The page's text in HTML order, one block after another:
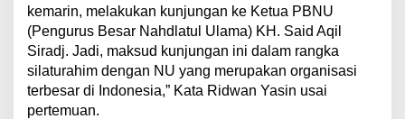
kemarin, melakukan kunjungan ke Ketua PBNU
(Pengurus Besar Nahdlatul Ulama) KH. Said Aqil
Siradj. Jadi, maksud kunjungan ini dalam rangka
silaturahim dengan NU yang merupakan organisasi
terbesar di Indonesia,” Kata Ridwan Yasin usai
pertemuan.